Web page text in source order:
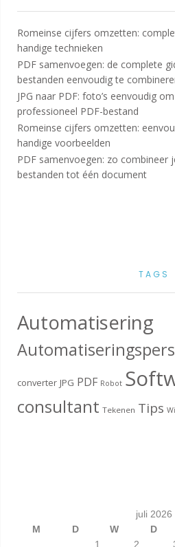
Romeinse cijfers omzetten:
handige technieken
PDF samenvoegen: de complete
bestanden eenvoudig te
JPG naar PDF: foto’s eenvoudig
professioneel PDF-bestand
Romeinse cijfers omzetten:
handige voorbeelden
PDF samenvoegen: zo combineer
bestanden tot één document
TAGS
Automatisering
converter JPG PDF Robot
consultant Tekenen Tips
juli 2026
M
D W D
1
2